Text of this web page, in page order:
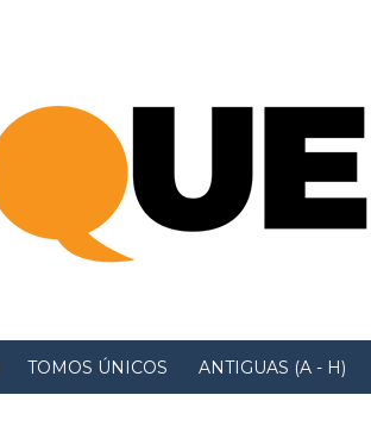
TOMOS ÚNICOS ANTIGUAS (A - H)